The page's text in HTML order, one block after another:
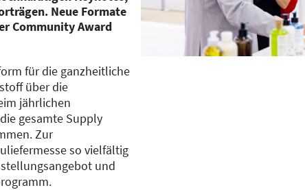
Neue Formate
Community Award
für die ganzheitliche
über die
jährlichen
gesamte Supply
Zur
so vielfältig
und